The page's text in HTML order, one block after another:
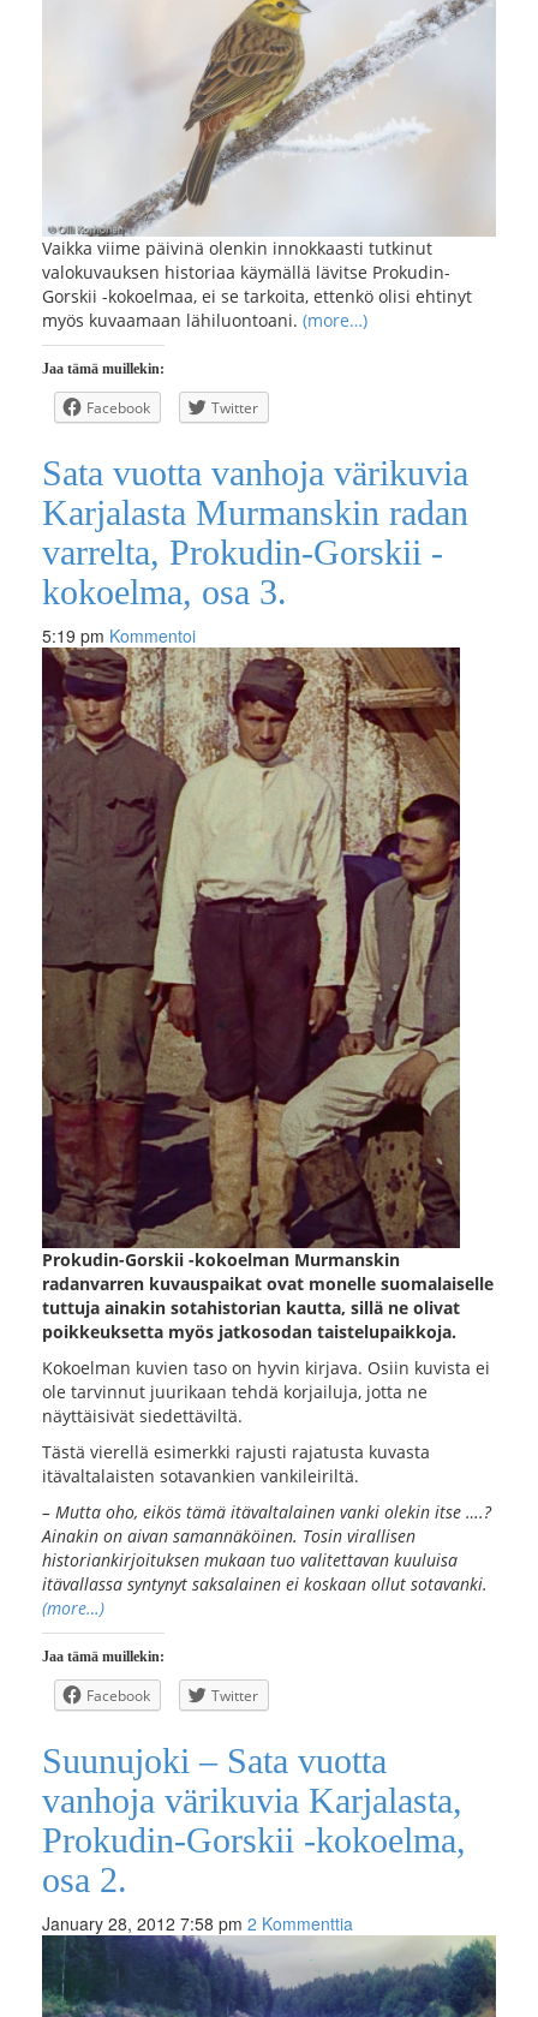
Vaikka viime päivinä olenkin innokkaasti tutkinut
valokuvauksen historiaa käymällä lävitse Prokudin-
Gorskii -kokoelmaa, ei se tarkoita, ettenkö olisi ehtinyt
myös kuvaamaan lähiluontoani. (more…)
Jaa tämä muillekin:
Facebook Twitter
Sata vuotta vanhoja värikuvia
Karjalasta Murmanskin radan
varrelta, Prokudin-Gorskii -
kokoelma, osa 3.
5:19 pm Kommentoi
Prokudin-Gorskii -kokoelman Murmanskin
radanvarren kuvauspaikat ovat monelle suomalaiselle
tuttuja ainakin sotahistorian kautta, sillä ne olivat
poikkeuksetta myös jatkosodan taistelupaikkoja.
Kokoelman kuvien taso on hyvin kirjava. Osiin kuvista ei
ole tarvinnut juurikaan tehdä korjailuja, jotta ne
näyttäisivät siedettäviltä.
Tästä vierellä esimerkki rajusti rajatusta kuvasta
itävaltalaisten sotavankien vankileiriltä.
– Mutta oho, eikös tämä itävaltalainen vanki olekin itse ….?
Ainakin on aivan samannäköinen. Tosin virallisen
historiankirjoituksen mukaan tuo valitettavan kuuluisa
itävallassa syntynyt saksalainen ei koskaan ollut sotavanki.
(more…)
Jaa tämä muillekin:
Facebook Twitter
Suunujoki – Sata vuotta
vanhoja värikuvia Karjalasta,
Prokudin-Gorskii -kokoelma,
osa 2.
January 28, 2012 7:58 pm 2 Kommenttia